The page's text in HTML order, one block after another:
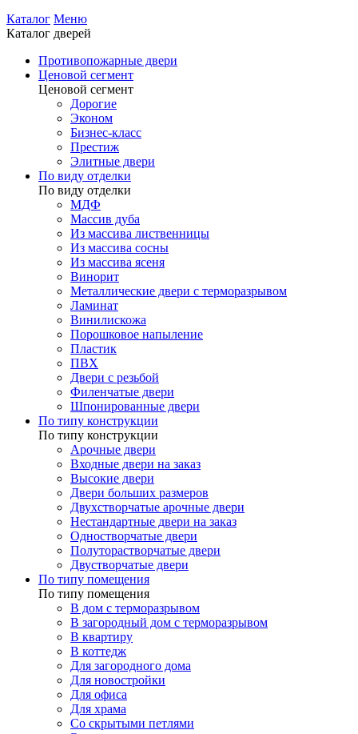
Каталог Меню
Каталог дверей
Противопожарные двери
Ценовой сегмент
Ценовой сегмент
Дорогие
Эконом
Бизнес-класс
Престиж
Элитные двери
По виду отделки
По виду отделки
МДФ
Массив дуба
Из массива лиственницы
Из массива сосны
Из массива ясеня
Винорит
Металлические двери с терморазрывом
Ламинат
Винилискожа
Порошковое напыление
Пластик
ПВХ
Двери с резьбой
Филенчатые двери
Шпонированные двери
По типу конструкции
По типу конструкции
Арочные двери
Входные двери на заказ
Высокие двери
Двери больших размеров
Двухстворчатые арочные двери
Нестандартные двери на заказ
Одностворчатые двери
Полуторастворчатые двери
Двустворчатые двери
По типу помещения
По типу помещения
В дом с терморазрывом
В загородный дом с терморазрывом
В квартиру
В коттедж
Для загородного дома
Для новостройки
Для офиса
Для храма
Со скрытыми петлями